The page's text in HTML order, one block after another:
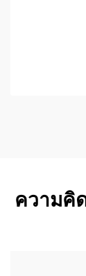
ความคิ